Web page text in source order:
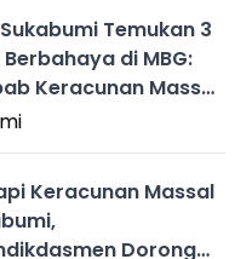
Temukan 3
di MBG:
Keracunan Massal
Keracunan Massal
Dorong